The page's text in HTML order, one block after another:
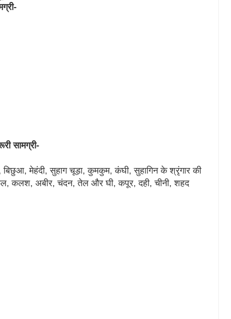
सामग्री-
बिछुआ, मेहंदी, सुहाग चूड़ा, कुमकुम, कंघी, सुहागिन के श्रृंगार की
कलश, अबीर, चंदन, तेल और घी, कपूर, दही, चीनी, शहद